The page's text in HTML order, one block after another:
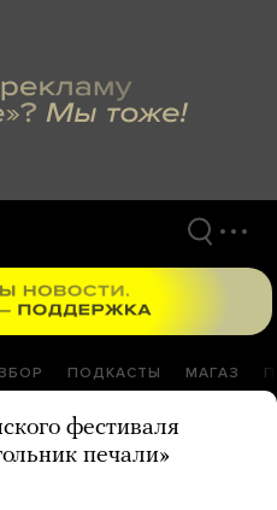
ПОДКАСТЫ МАГАЗ
фестиваля
печали»